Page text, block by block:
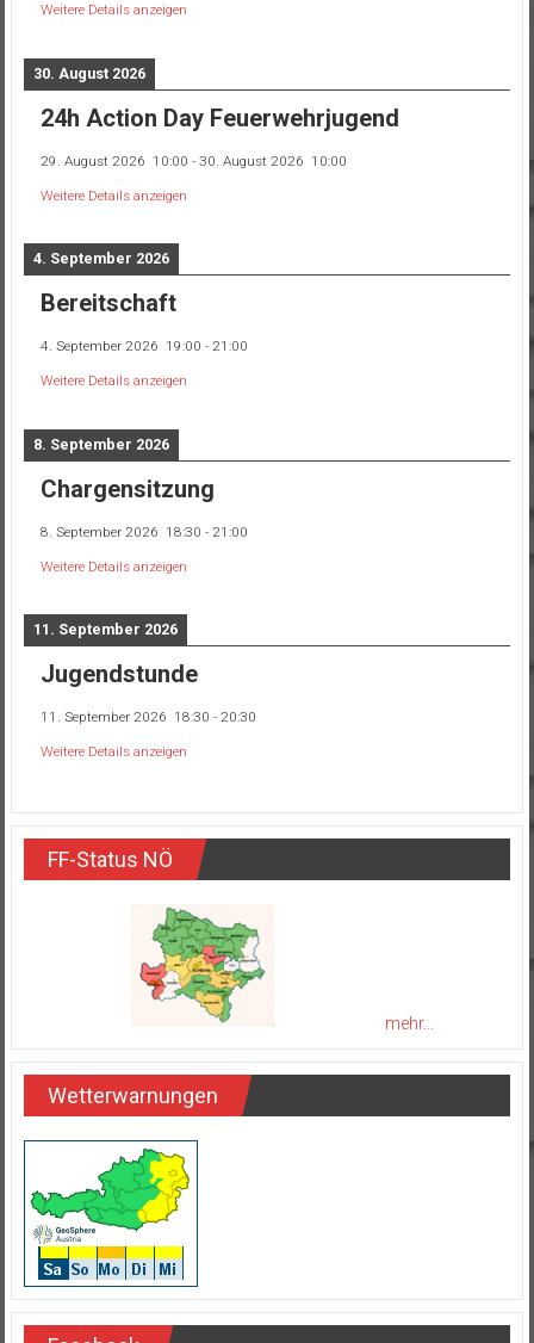
Weitere Details anzeigen
30. August 2026
24h Action Day Feuerwehrjugend
29. August 2026 10:00 - 30. August 2026 10:00
Weitere Details anzeigen
4. September 2026
Bereitschaft
4. September 2026 19:00 - 21:00
Weitere Details anzeigen
8. September 2026
Chargensitzung
8. September 2026 18:30 - 21:00
Weitere Details anzeigen
11. September 2026
Jugendstunde
11. September 2026 18:30 - 20:30
Weitere Details anzeigen
FF-Status NÖ
mehr...
Wetterwarnungen